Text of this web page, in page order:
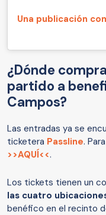
Una publicación
¿Dónde
partido a
Campos?
Las entradas ya se
ticketera Passline.
>>AQUÍ<<.
Los tickets tienen un
las cuatro
benéfico en el recinto